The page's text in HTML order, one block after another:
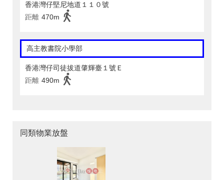
香港灣仔堅尼地道１１０號
距離 470m
高主教書院小學部
香港灣仔司徒拔道肇輝臺１號Ｅ
距離 490m
同類物業放盤